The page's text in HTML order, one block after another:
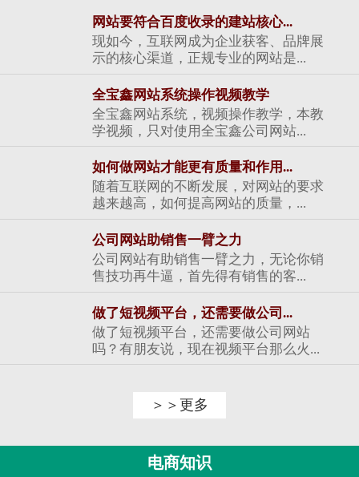
网站要符合百度收录的建站核心...
现如今，互联网成为企业获客、品牌展
示的核心渠道，正规专业的网站是...
全宝鑫网站系统操作视频教学
全宝鑫网站系统，视频操作教学，本教
学视频，只对使用全宝鑫公司网站...
如何做网站才能更有质量和作用...
随着互联网的不断发展，对网站的要求
越来越高，如何提高网站的质量，...
公司网站助销售一臂之力
公司网站有助销售一臂之力，无论你销
售技功再牛逼，首先得有销售的客...
做了短视频平台，还需要做公司...
做了短视频平台，还需要做公司网站
吗？有朋友说，现在视频平台那么火...
＞＞更多
电商知识